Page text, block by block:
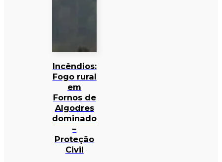
Incêndios:
Fogo rural
em
Fornos de
Algodres
dominado
–
Proteção
Civil